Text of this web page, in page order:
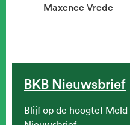
Maxence Vrede
BKB Nieuwsbrief
Blijf op de hoogte! Meld